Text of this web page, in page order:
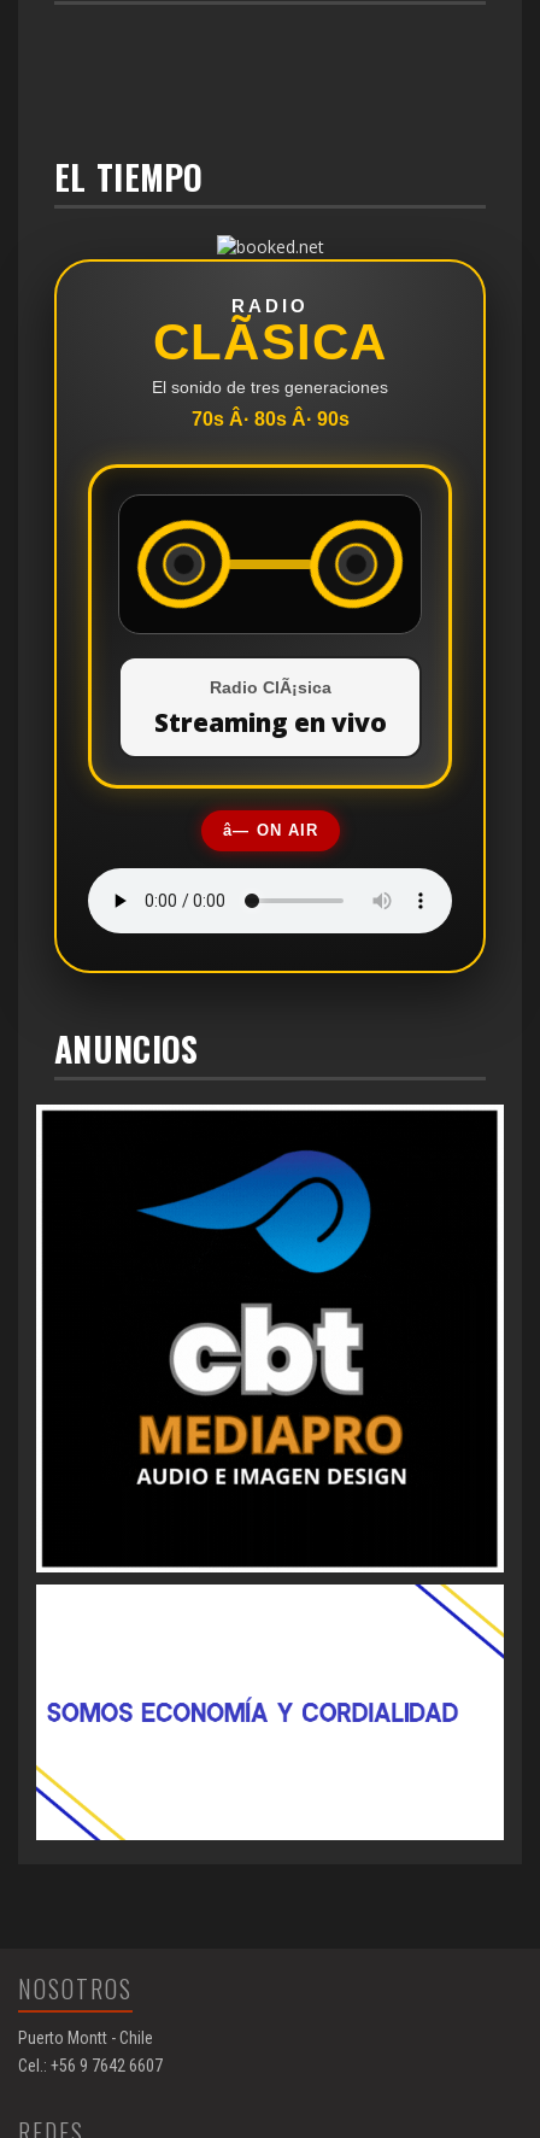
EL TIEMPO
RADIO
CLÃSICA
El sonido de tres generaciones
70s Â· 80s Â· 90s
Radio ClÃ¡sica
Streaming en vivo
â— ON AIR
ANUNCIOS
NOSOTROS
Puerto Montt - Chile
Cel.: +56 9 7642 6607